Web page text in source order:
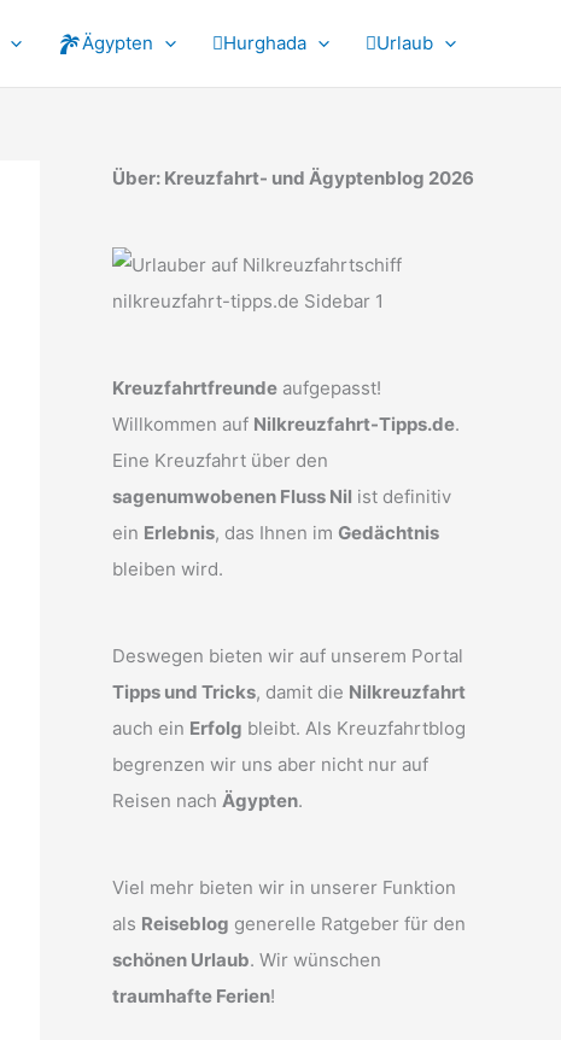
Ägypten Hurghada Urlaub
Über: Kreuzfahrt- und Ägyptenblog 2026
Kreuzfahrtfreunde aufgepasst!
Willkommen auf Nilkreuzfahrt-Tipps.de.
Eine Kreuzfahrt über den
sagenumwobenen Fluss Nil ist definitiv
ein Erlebnis, das Ihnen im Gedächtnis
bleiben wird.
Deswegen bieten wir auf unserem Portal
Tipps und Tricks, damit die Nilkreuzfahrt
auch ein Erfolg bleibt. Als Kreuzfahrtblog
begrenzen wir uns aber nicht nur auf
Reisen nach Ägypten.
Viel mehr bieten wir in unserer Funktion
als Reiseblog generelle Ratgeber für den
schönen Urlaub. Wir wünschen
traumhafte Ferien!